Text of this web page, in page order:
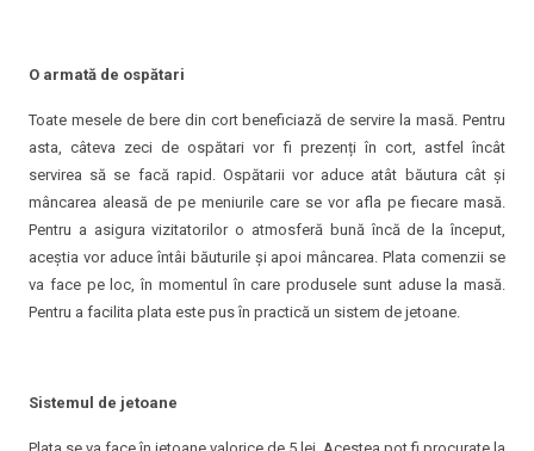
O armată de ospătari
Toate mesele de bere din cort beneficiază de servire la masă. Pentru
asta, câteva zeci de ospătari vor fi prezenți în cort, astfel încât
servirea să se facă rapid. Ospătarii vor aduce atât băutura cât și
mâncarea aleasă de pe meniurile care se vor afla pe fiecare masă.
Pentru a asigura vizitatorilor o atmosferă bună încă de la început,
aceștia vor aduce întâi băuturile și apoi mâncarea. Plata comenzii se
va face pe loc, în momentul în care produsele sunt aduse la masă.
Pentru a facilita plata este pus în practică un sistem de jetoane.
Sistemul de jetoane